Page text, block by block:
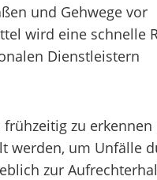
und Gehwege vor
wird eine schnelle
Dienstleistern
zu erkennen
werden, um Unfälle
zur